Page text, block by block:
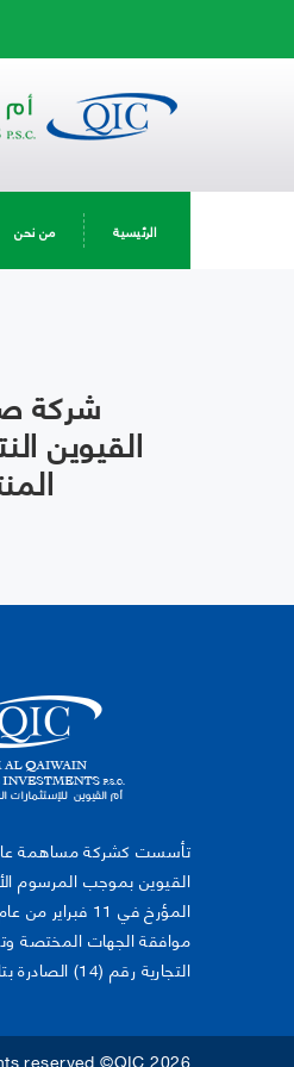
الرئيسية من نحن
شركة
القيوين
تأسست كشركة مساهمة
موافقة الجهات المختصة
التجارية رقم (14) الصادرة بتاريخ 1983/11/27
reserved ©QIC 2026